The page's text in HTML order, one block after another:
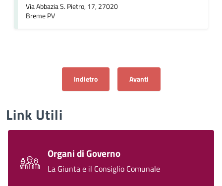
Via Abbazia S. Pietro, 17, 27020
Breme PV
Articolo precedente: Certificato di nascita per
Indietro Articolo successivo: Richiesta
Avanti
Link Utili
Organi di Governo
La Giunta e il Consiglio Comunale